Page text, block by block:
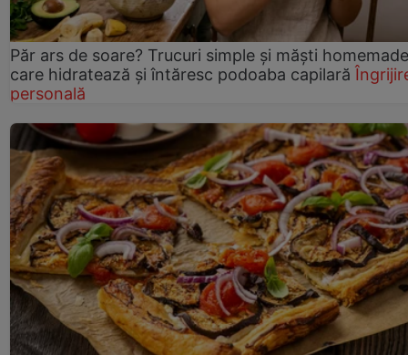
Păr ars de soare? Trucuri simple și măști homemade
care hidratează și întăresc podoaba capilară
personală